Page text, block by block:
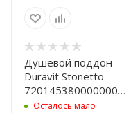
Душевой поддон
Duravit Stonetto
720145380000000
композитный, 90x80х5
Осталось мало